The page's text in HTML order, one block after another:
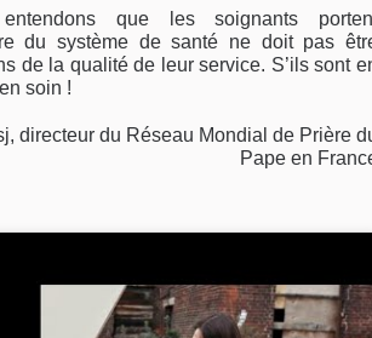
entendons que les soignants
du système de santé ne doit pas
de la qualité de leur service. S’ils sont
soin !
directeur du Réseau Mondial de Prière
Pape en